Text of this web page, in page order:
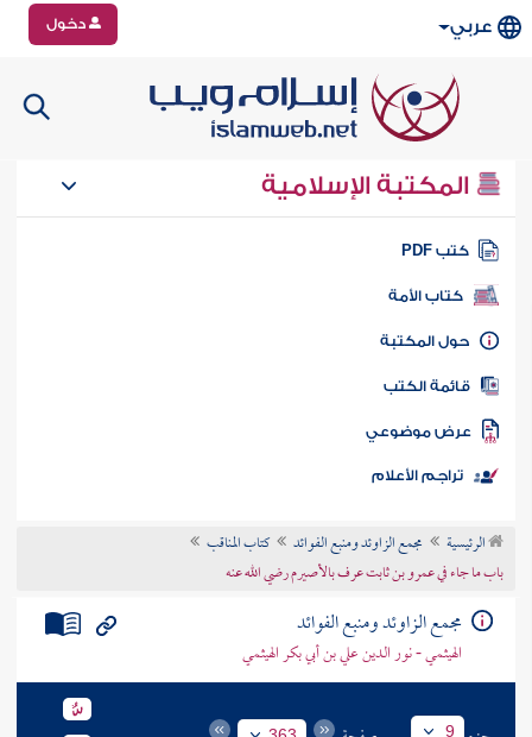
عربي دخول
المكتبة الإسلامية
كتب PDF
كتاب الأمة
المكتبة
الكتب
موضوعي
تراجم الأعلام
الرئيسية مجمع الزاوئد ومنبع الفوائد
كتاب المناقب
باب ما جاء في عمرو بن ثابت عرف بالأصيرم رضي الله عنه
مجمع الزاوئد ومنبع الفوائد
الهيثمي - نور الدين علي بن أبي بكر الهيثمي
9